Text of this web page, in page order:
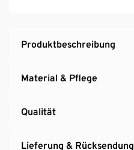
Produktbeschreibung
Material & Pflege
Qualität
Lieferung & Rücksendung